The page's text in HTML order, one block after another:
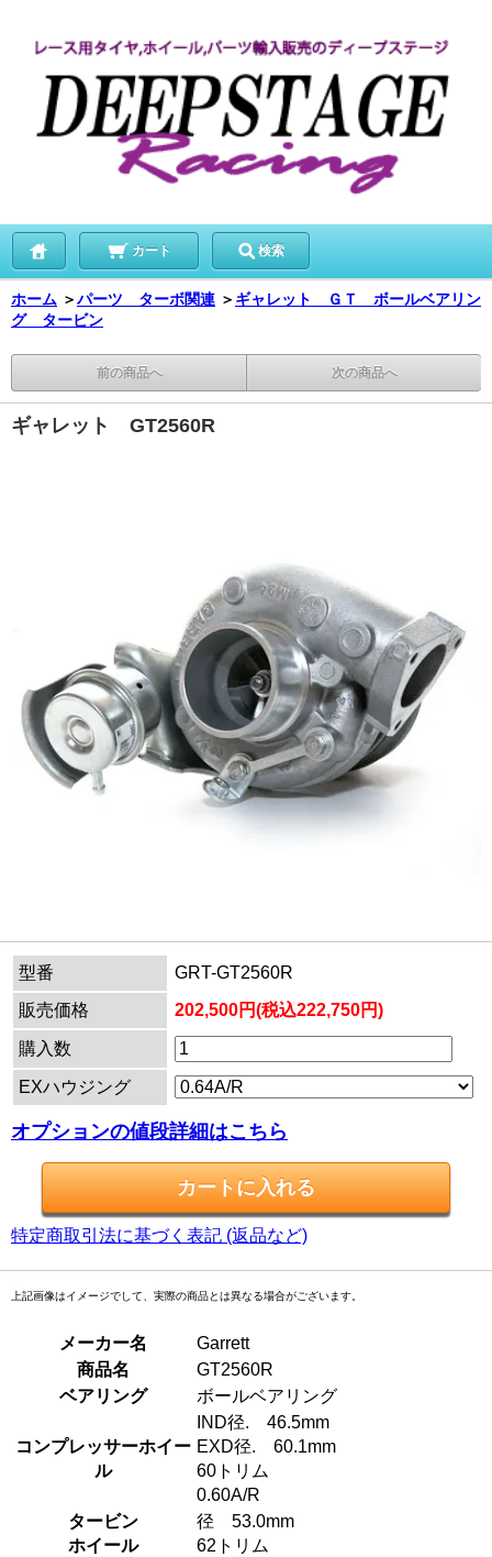
カート 検索
ホーム ＞パーツ ターボ関連 ＞ ギャレット ＧＴ ボールベアリン
グ タービン
前の商品へ 次の商品へ
ギャレット GT2560R
型番
GRT-GT2560R
販売価格
202,500円(税込222,750円)
購入数
EXハウジング
オプションの値段詳細はこちら
特定商取引法に基づく表記 (返品など)
上記画像はイメージでして、実際の商品とは異なる場合がございます。
メーカー名
Garrett
商品名
GT2560R
ベアリング
ボールベアリング
コンプレッサーホイー
ル
IND径. 46.5mm
EXD径. 60.1mm
60トリム
0.60A/R
タービン
ホイール
径 53.0mm
62トリム